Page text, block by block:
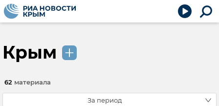
Крым
62 материала
За период